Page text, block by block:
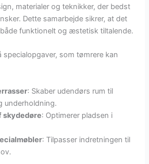
materialer og teknikker, der bedst
Dette samarbejde sikrer, at det
funktionelt og æstetisk tiltalende.
specialopgaver, som tømrere kan
: Skaber udendørs rum til
underholdning.
skydedøre: Optimerer pladsen i
: Tilpasser indretningen til